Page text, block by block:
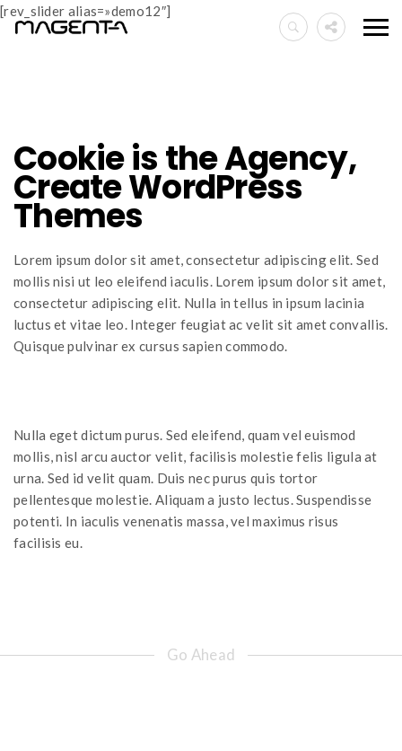
[rev_slider alias=»demo12″]
Cookie is the Agency,
Create WordPress
Themes
Lorem ipsum dolor sit amet, consectetur adipiscing elit. Sed
mollis nisi ut leo eleifend iaculis. Lorem ipsum dolor sit amet,
consectetur adipiscing elit. Nulla in tellus in ipsum lacinia
luctus et vitae leo. Integer feugiat ac velit sit amet convallis.
Quisque pulvinar ex cursus sapien commodo.
Nulla eget dictum purus. Sed eleifend, quam vel euismod
mollis, nisl arcu auctor velit, facilisis molestie felis ligula at
urna. Sed id velit quam. Duis nec purus quis tortor
pellentesque molestie. Aliquam a justo lectus. Suspendisse
potenti. In iaculis venenatis massa, vel maximus risus
facilisis eu.
Go Ahead